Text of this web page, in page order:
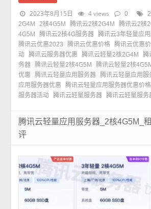
2023年8月15日 4 views 0
2G4M
2核4G5M 腾讯云2核2G4M 腾讯云2核
4G5M
腾讯云2核4G服务器 腾讯云3年轻量应
腾讯云优惠2023
腾讯云优惠价格 腾讯云优惠
动 腾讯云服务器优惠 腾讯云轻量2核2G4M
腾
务器 腾讯云轻量2核4G5M 腾讯云轻量2核
优惠
腾讯云轻量应用服务器 腾讯云轻量应用服
应用服务器优惠
腾讯云轻量应用服务器优惠价
服务器活动 腾讯云轻量服务器 腾讯云轻量服务
腾讯云轻量应用服务器_2核4G5M_
评